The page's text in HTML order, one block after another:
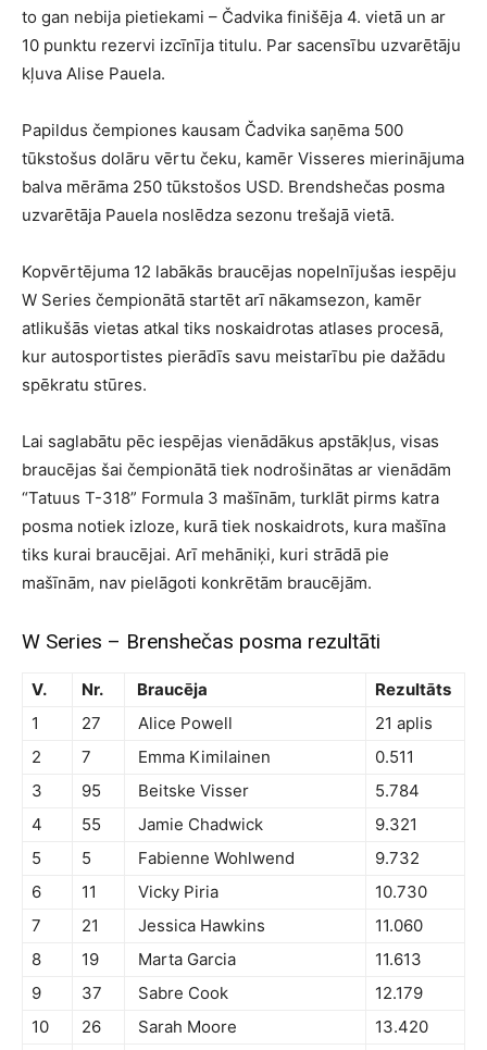
to gan nebija pietiekami – Čadvika finišēja 4. vietā un ar
10 punktu rezervi izcīnīja titulu. Par sacensību uzvarētāju
kļuva Alise Pauela.
Papildus čempiones kausam Čadvika saņēma 500
tūkstošus dolāru vērtu čeku, kamēr Visseres mierinājuma
balva mērāma 250 tūkstošos USD. Brendshečas posma
uzvarētāja Pauela noslēdza sezonu trešajā vietā.
Kopvērtējuma 12 labākās braucējas nopelnījušas iespēju
W Series čempionātā startēt arī nākamsezon, kamēr
atlikušās vietas atkal tiks noskaidrotas atlases procesā,
kur autosportistes pierādīs savu meistarību pie dažādu
spēkratu stūres.
Lai saglabātu pēc iespējas vienādākus apstākļus, visas
braucējas šai čempionātā tiek nodrošinātas ar vienādām
“Tatuus T-318” Formula 3 mašīnām, turklāt pirms katra
posma notiek izloze, kurā tiek noskaidrots, kura mašīna
tiks kurai braucējai. Arī mehāniķi, kuri strādā pie
mašīnām, nav pielāgoti konkrētām braucējām.
W Series – Brenshečas posma rezultāti
V. Nr. Braucēja
Rezultāts
1
27 Alice Powell
21 aplis
2
7 Emma Kimilainen
0.511
3
95 Beitske Visser
5.784
4
55 Jamie Chadwick
9.321
5
5 Fabienne Wohlwend
9.732
6
11 Vicky Piria
10.730
7
21 Jessica Hawkins
11.060
8
19 Marta Garcia
11.613
9
37 Sabre Cook
12.179
10
26 Sarah Moore
13.420